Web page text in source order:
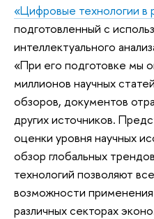
«Цифровые технологии в
подготовленный с
интеллектуального
«При его подготовке мы
миллионов научных
обзоров, документов
других источников.
оценки уровня научных
обзор глобальных
технологий позволяют
возможности
различных секторах